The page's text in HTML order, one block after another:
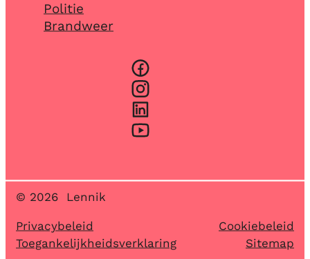
Politie
Brandweer
© 2026 Lennik
Privacybeleid
Cookiebeleid
Toegankelijkheidsverklaring
Sitemap